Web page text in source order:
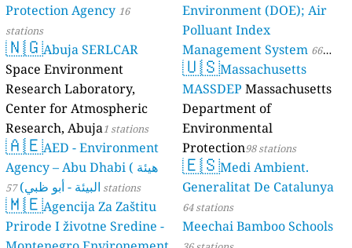
Protection Agency 16
stations
🇳🇬Abuja SERLCAR
Space Environment
Research Laboratory,
Center for Atmospheric
Research, Abuja1 stations
🇦🇪AED - Environment
Agency – Abu Dhabi ( هيئة
البيئة - أبو ظبي) 57 stations
🇲🇪Agencija Za Zaštitu
Prirode I životne Sredine -
Environment (DOE); Air
Polluant Index
Management System 66
stations
🇺🇸Massachusetts
MASSDEP Massachusetts
Department of
Environmental
Protection98 stations
🇪🇸Medi Ambient.
Generalitat De Catalunya
64 stations
Meechai Bamboo Schools